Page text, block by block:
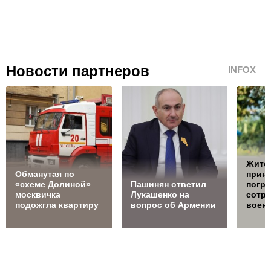
Новости партнеров INFOX
Обманутая по
«схеме Долиной»
москвичка
подожгла квартиру
Пашинян ответил
Лукашенко на
вопрос об Армении